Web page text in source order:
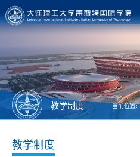
教学制度 当前位置:
教学制度